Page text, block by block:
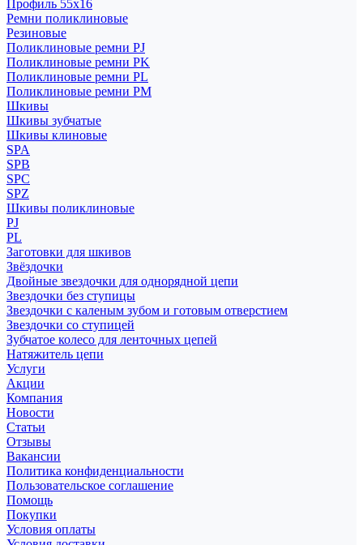
Профиль 55x16
Ремни поликлиновые
Резиновые
Поликлиновые ремни PJ
Поликлиновые ремни PK
Поликлиновые ремни PL
Поликлиновые ремни PM
Шкивы
Шкивы зубчатые
Шкивы клиновые
SPA
SPB
SPC
SPZ
Шкивы поликлиновые
PJ
PL
Заготовки для шкивов
Звёздочки
Двойные звездочки для однорядной цепи
Звездочки без ступицы
Звездочки с каленым зубом и готовым отверстием
Звездочки со ступицей
Зубчатое колесо для ленточных цепей
Натяжитель цепи
Услуги
Акции
Компания
Новости
Статьи
Отзывы
Вакансии
Политика конфиденциальности
Пользовательское соглашение
Помощь
Покупки
Условия оплаты